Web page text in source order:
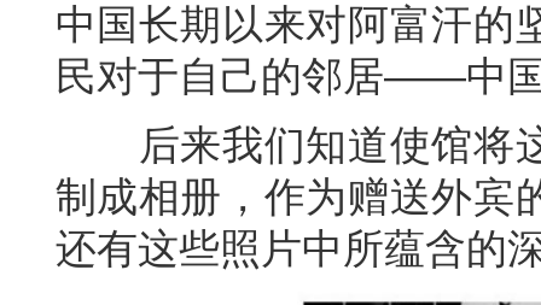
中国长期以来对阿富汗的
民对于自己的邻居——中
后来我们知道使馆将这
制成相册，作为赠送外宾
还有这些照片中所蕴含的